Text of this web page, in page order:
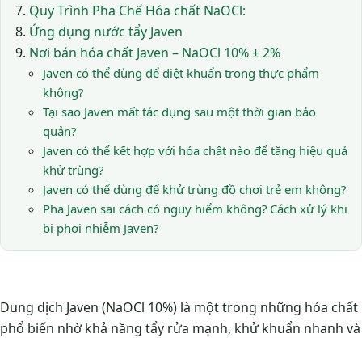
Quy Trình Pha Chế Hóa chất NaOCl:
Ứng dụng nước tẩy Javen
Nơi bán hóa chất Javen – NaOCl 10% ± 2%
Javen có thể dùng để diệt khuẩn trong thực phẩm
không?
Tại sao Javen mất tác dụng sau một thời gian bảo
quản?
Javen có thể kết hợp với hóa chất nào để tăng hiệu quả
khử trùng?
Javen có thể dùng để khử trùng đồ chơi trẻ em không?
Pha Javen sai cách có nguy hiểm không? Cách xử lý khi
bị phơi nhiễm Javen?
Dung dịch Javen (NaOCl 10%) là một trong những hóa chất
phổ biến nhờ khả năng tẩy rửa mạnh, khử khuẩn nhanh và